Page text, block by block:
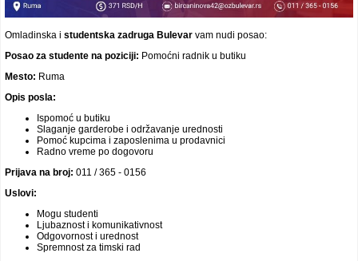
Video oglasi
Omladinska i studentska zadruga Bulevar vam nudi posao:
Posao za studente na poziciji: Pomoćni radnik u butiku
Mesto: Ruma
Opis posla:
Ispomoć u butiku
Slaganje garderobe i održavanje urednosti
Pomoć kupcima i zaposlenima u prodavnici
Radno vreme po dogovoru
Prijava na broj: 011 / 365 - 0156
Uslovi:
Mogu studenti
Ljubaznost i komunikativnost
Odgovornost i urednost
Spremnost za timski rad